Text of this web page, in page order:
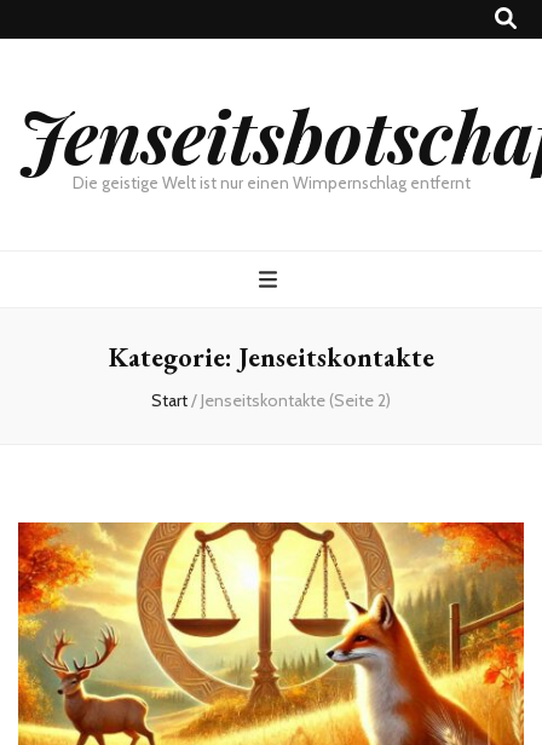
Die geistige Welt ist nur einen Wimpernschlag entfernt
Kategorie: Jenseitskontakte
Start/Jenseitskontakte (Seite 2)